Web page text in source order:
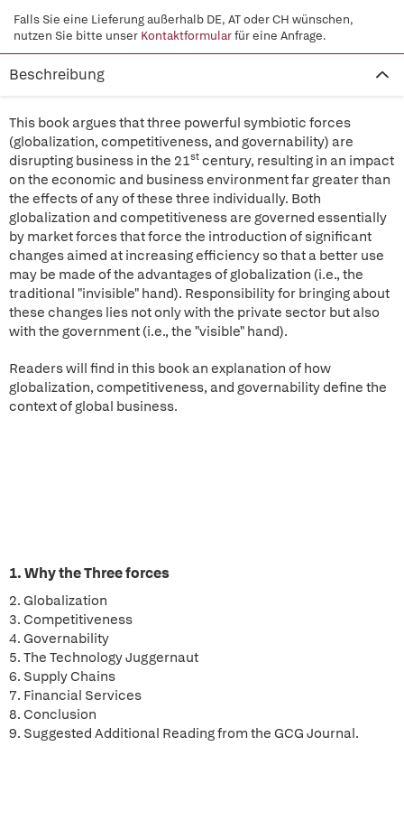
Falls Sie eine Lieferung außerhalb DE, AT oder CH wünschen,
nutzen Sie bitte unser Kontaktformularfür eine Anfrage.
Beschreibung
This book argues that three powerful symbiotic forces
(globalization, competitiveness, and governability) are
disrupting business in the 21st century, resulting in an impact
on the economic and business environment far greater than
the effects of any of these three individually. Both
globalization and competitiveness are governed essentially
by market forces that force the introduction of significant
changes aimed at increasing efficiency so that a better use
may be made of the advantages of globalization (i.e., the
traditional "invisible" hand). Responsibility for bringing about
these changes lies not only with the private sector but also
with the government (i.e., the "visible" hand).
Readers will find in this book an explanation of how
globalization, competitiveness, and governability define the
context of global business.
1. Why the Three forces
2. Globalization
3. Competitiveness
4. Governability
5. The Technology Juggernaut
6. Supply Chains
7. Financial Services
8. Conclusion
9. Suggested Additional Reading from the GCG Journal.